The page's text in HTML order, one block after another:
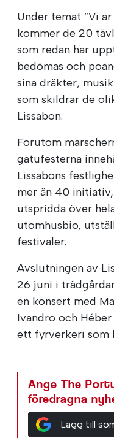
Under temat ”Vi
kommer de 20
som redan har
bedömas och
sina dräkter,
som skildrar de
Lissabon.
Förutom
gatufesterna
Lissabons
mer än 40 initiativ,
utspridda över
utomhusbio,
festivaler.
Avslutningen av
26 juni i
en konsert med
Ivandro och
ett fyrverkeri som
Ange The
föredragna
Lägg till